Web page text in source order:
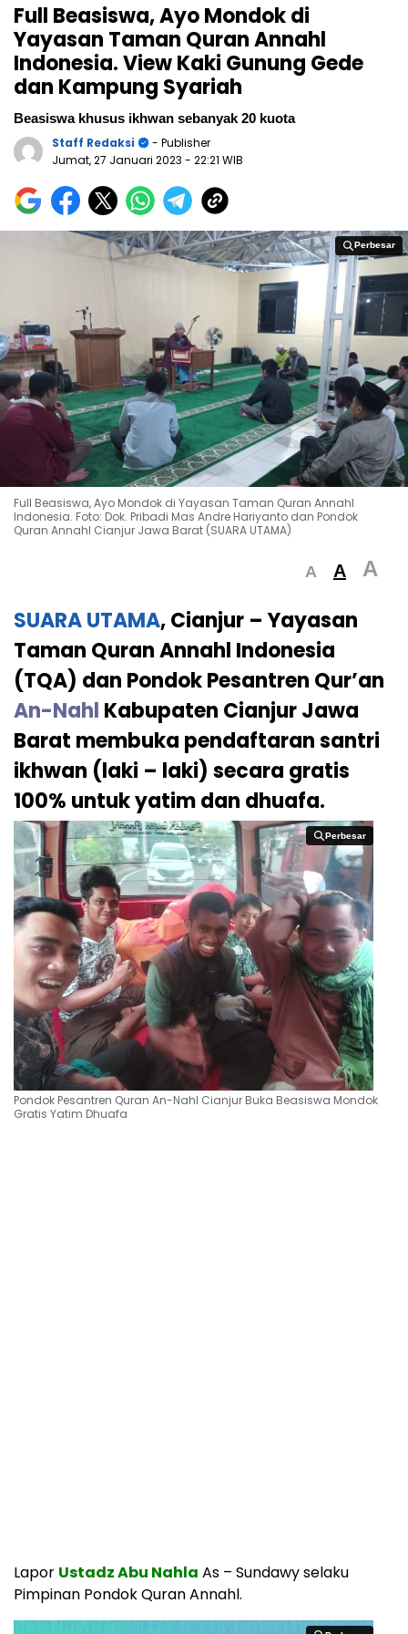
Full Beasiswa, Ayo Mondok di
Yayasan Taman Quran Annahl
Indonesia. View Kaki Gunung Gede
dan Kampung Syariah
Beasiswa khusus ikhwan sebanyak 20 kuota
Staff Redaksi
- Publisher
Jumat, 27 Januari 2023 - 22:21 WIB
Perbesar
Perbesar
Full Beasiswa, Ayo Mondok di Yayasan Taman Quran Annahl
Indonesia. Foto: Dok. Pribadi Mas Andre Hariyanto dan Pondok
Quran Annahl Cianjur Jawa Barat (SUARA UTAMA)
A A A
SUARA UTAMA, Cianjur –Yayasan
Taman Quran Annahl Indonesia
(TQA) dan Pondok Pesantren Qur’an
An-Nahl Kabupaten Cianjur Jawa
Barat membuka pendaftaran santri
ikhwan (laki – laki) secara gratis
100% untuk yatim dan dhuafa.
Perbesar
Perbesar
Pondok Pesantren Quran An-Nahl Cianjur Buka Beasiswa Mondok
Gratis Yatim Dhuafa
Lapor Ustadz Abu Nahla As – Sundawy selaku
Pimpinan Pondok Quran Annahl.